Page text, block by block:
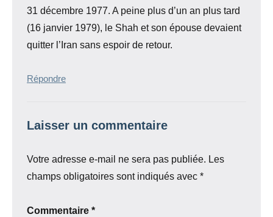
31 décembre 1977. A peine plus d’un an plus tard
(16 janvier 1979), le Shah et son épouse devaient
quitter l’Iran sans espoir de retour.
Répondre
Laisser un commentaire
Votre adresse e-mail ne sera pas publiée. Les
champs obligatoires sont indiqués avec *
Commentaire *